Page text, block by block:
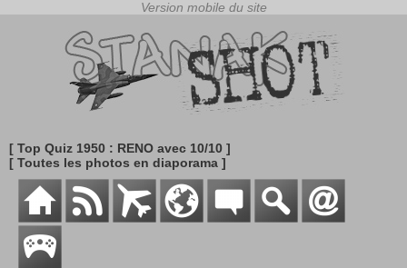
[ Top Quiz 1950 : RENO avec 10/10 ]
[ Toutes les photos en diaporama ]